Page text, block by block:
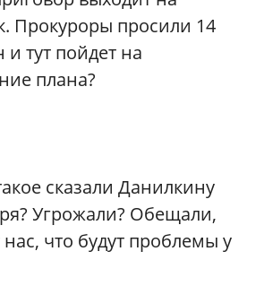
Прокуроры просили 14
тут пойдет на
плана?
сказали Данилкину
Угрожали? Обещали,
что будут проблемы у